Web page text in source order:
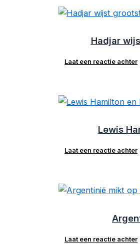
Hadjar
Laat een reactie achter
Lewis
Laat een reactie achter
Laat een reactie achter